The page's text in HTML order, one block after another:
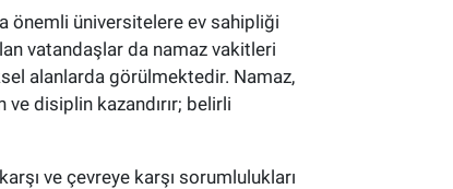
önemli üniversitelere ev sahipliği
vatandaşlar da namaz vakitleri
alanlarda görülmektedir. Namaz,
disiplin kazandırır; belirli
ve çevreye karşı sorumlulukları